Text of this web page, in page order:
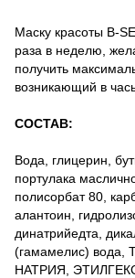
Маску красоты B-
раза в неделю,
получить
возникающий в
СОСТАВ:
Вода, глицерин,
портулака
полисорбат 80,
алантоин,
динатрийедта,
(гамамелис)
НАТРИЯ,